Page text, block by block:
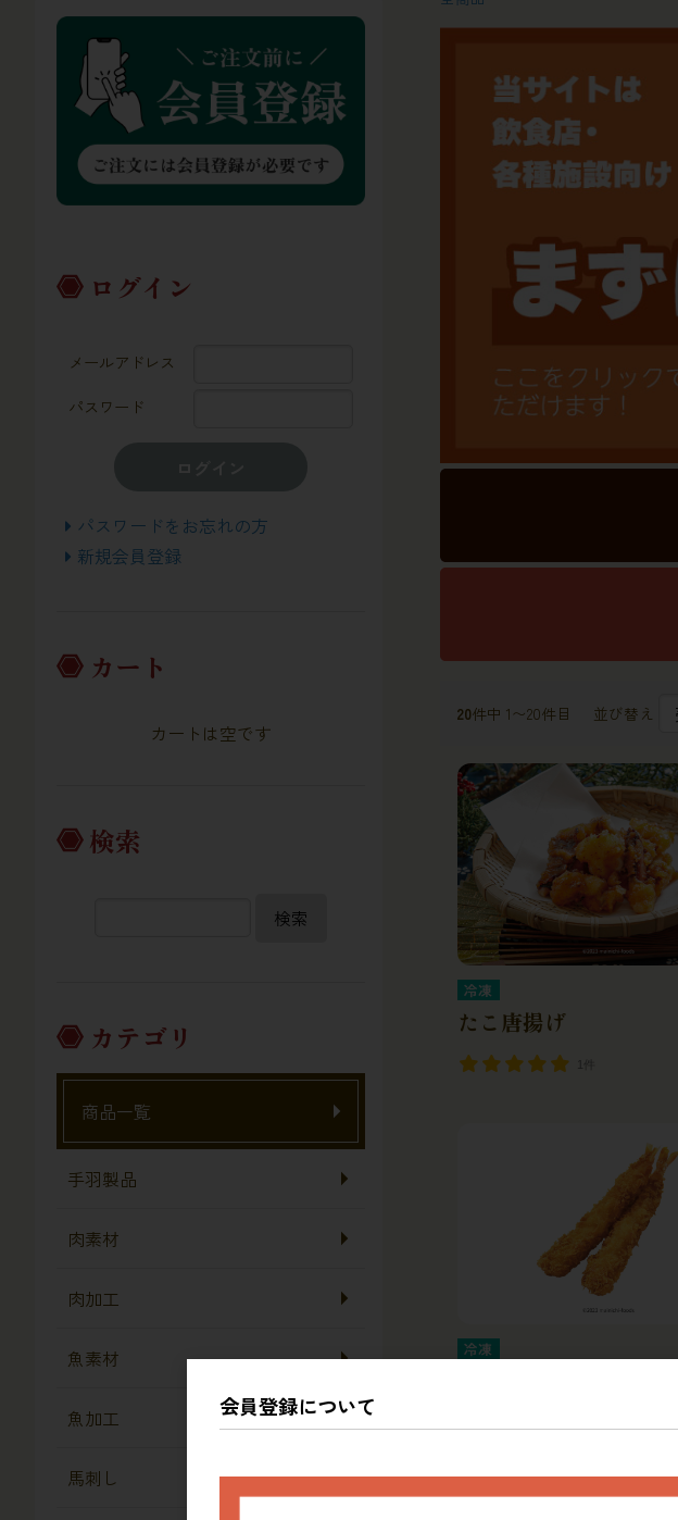
20件中 1〜20件目 並び替え
冷凍
たこ唐揚げ
冷凍
ログイン
メールアドレス
パスワード
パスワードをお忘れの方
新規会員登録
カート
カートは空です
検索
検索
カテゴリ
商品一覧
手羽製品
肉素材
肉加工
魚素材
魚加工
馬刺し
会員登録について